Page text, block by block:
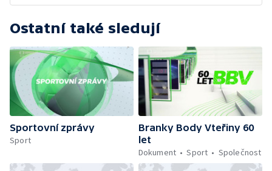
Ostatní také sledují
Sportovní zprávy
Sport
Branky Body Vteřiny 60
let
Dokument
Sport Společnost